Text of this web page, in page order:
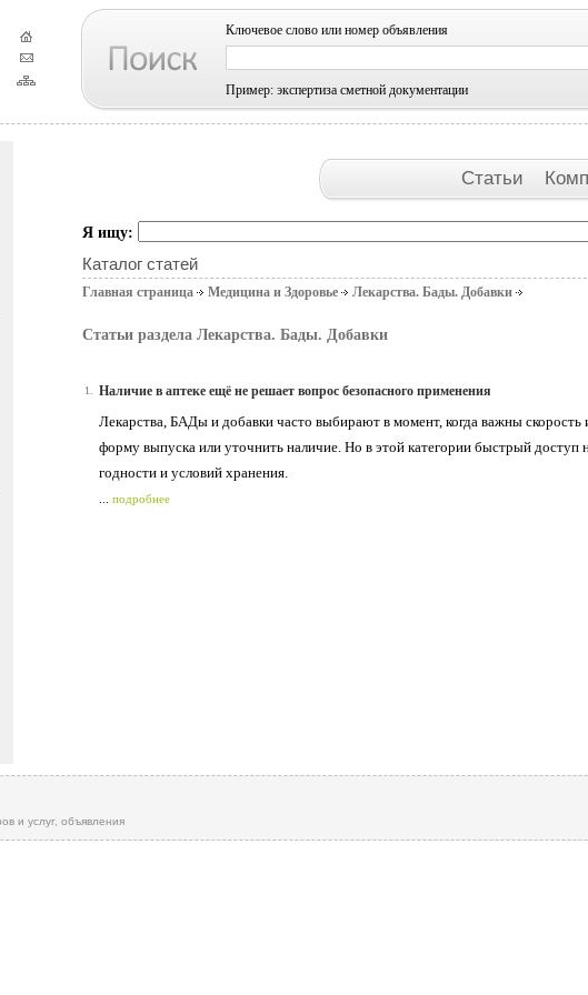
Ключевое слово или номер объявления
Пример: экспертиза сметной документации
Статьи
Я ищу:
Каталог статей
Главная страница Медицина и Здоровье Лекарства. Бады. Добавки
Статьи раздела Лекарства. Бады. Добавки
1. Наличие в аптеке ещё не решает вопрос безопасного применения
Лекарства, БАДы и добавки часто выбирают в момент, когда важны
форму выпуска или уточнить наличие. Но в этой категории быстрый доступ
годности и условий хранения.
подробнее
и услуг, объявления